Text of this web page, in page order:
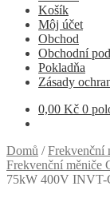
Košík
Môj účet
Obchod
Obchodní
Pokladňa
Zásady
0,00 Kč 0
Domů /Frekvenční
Frekvenční měniče
75kW 400V INVT-